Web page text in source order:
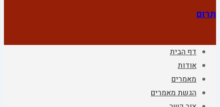
תרום
דף הבית
אודות
מאמרים
הגשת מאמרים